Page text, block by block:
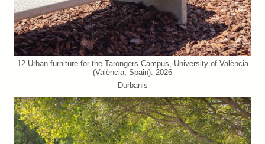
12 Urban furniture for the Tarongers Campus, University of València
(València, Spain). 2026
Durbanis